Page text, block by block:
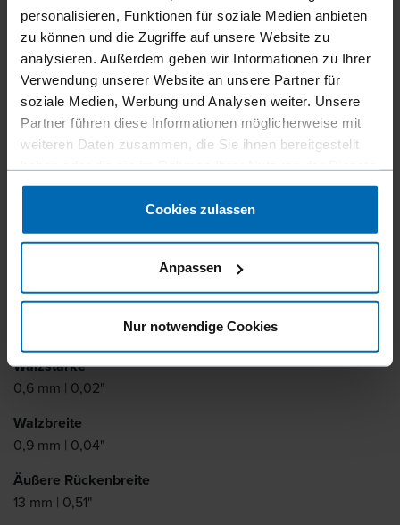
personalisieren, Funktionen für soziale Medien anbieten
zu können und die Zugriffe auf unsere Website zu
analysieren. Außerdem geben wir Informationen zu Ihrer
Verwendung unserer Website an unsere Partner für
soziale Medien, Werbung und Analysen weiter. Unsere
Partner führen diese Informationen möglicherweise mit
weiteren Daten zusammen, die Sie ihnen bereitgestellt
gesammelt haben.
Cookies zulassen
Anpassen
Nur notwendige Cookies
Befestigungsmittel/// Klammern// /Standard­klammern
Feindraht­klammern
BECK 80
ATRO 80, BEA 80, BEA 380, BOSTITCH 86, HAUBOLD
Schenkellänge
Walzstärke
0,6 mm | 0,02"
Walzbreite
0,9 mm | 0,04"
Äußere Rückenbreite
13 mm | 0,51"